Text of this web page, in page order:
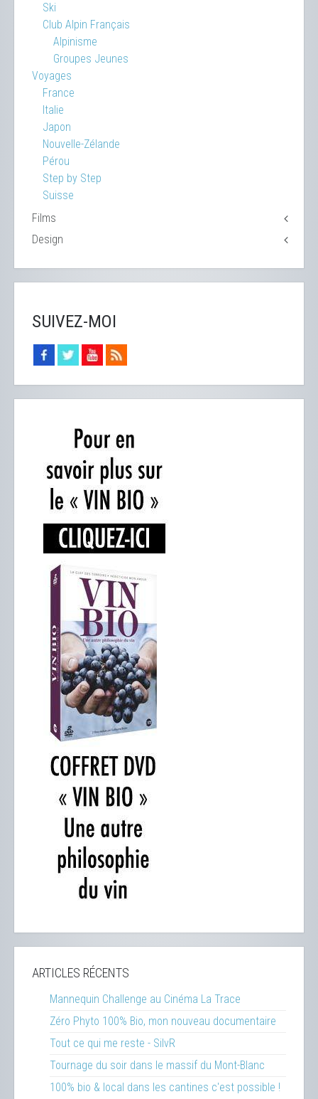
Ski
Club Alpin Français
Alpinisme
Groupes Jeunes
Voyages
France
Italie
Japon
Nouvelle-Zélande
Pérou
Step by Step
Suisse
Films
Design
SUIVEZ-MOI
ARTICLES RÉCENTS
Mannequin Challenge au Cinéma La Trace
Zéro Phyto 100% Bio, mon nouveau documentaire
Tout ce qui me reste - SilvR
Tournage du soir dans le massif du Mont-Blanc
100% bio & local dans les cantines c'est possible !